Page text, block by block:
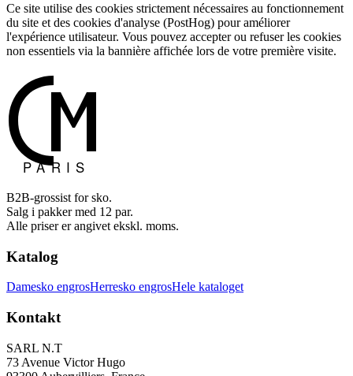
Ce site utilise des cookies strictement nécessaires au fonctionnement
du site et des cookies d'analyse (PostHog) pour améliorer
l'expérience utilisateur. Vous pouvez accepter ou refuser les cookies
non essentiels via la bannière affichée lors de votre première visite.
B2B-grossist for sko.
Salg i pakker med 12 par.
Alle priser er angivet ekskl. moms.
Katalog
Damesko engrosHerresko engrosHele kataloget
Kontakt
SARL N.T
73 Avenue Victor Hugo